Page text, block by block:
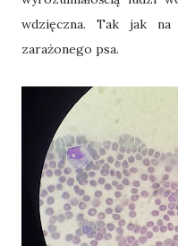
wdzięczna. Tak jak
zarażonego psa.